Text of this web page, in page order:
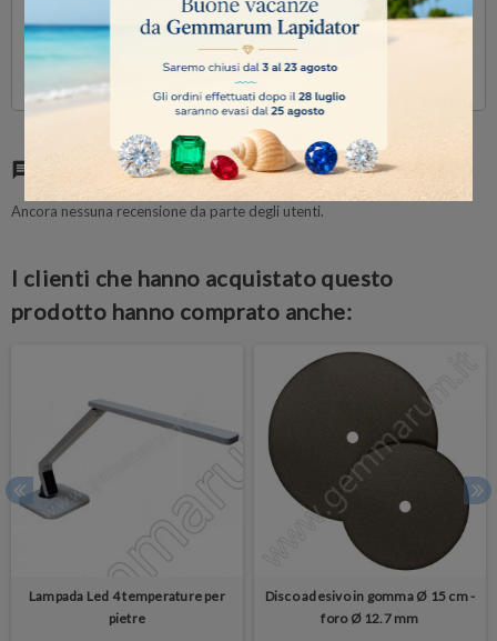
disponibilein pezzi a partire da 100 gr.
uno sconto del 10% per ordini superiori ai 500gr
chat Commenti(0)
Ancora nessuna recensione da parte degli utenti.
I clienti che hanno acquistato questo
prodotto hanno comprato anche:
Lampada Led 4 temperature per
pietre
Disco adesivo in gomma Ø 15 cm -
foro Ø 12.7 mm